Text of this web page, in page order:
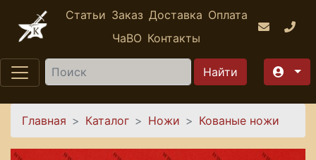
Перейти к основному содержанию
Статьи Заказ Доставка Оплата
ЧаВО Контакты
Найти
Вы здесь
Главная Каталог Ножи Кованые ножи